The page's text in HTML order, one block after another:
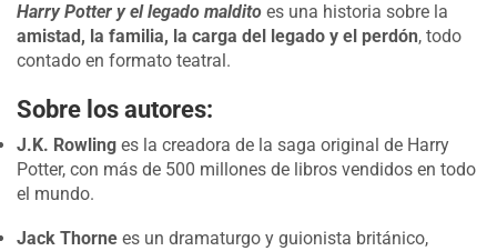
Harry Potter y el legado maldito es una historia sobre la
amistad, la familia, la carga del legado y el perdón, todo
contado en formato teatral.
Sobre los autores:
J.K. Rowling es la creadora de la saga original de Harry
Potter, con más de 500 millones de libros vendidos en todo
el mundo.
Jack Thorne es un dramaturgo y guionista británico,